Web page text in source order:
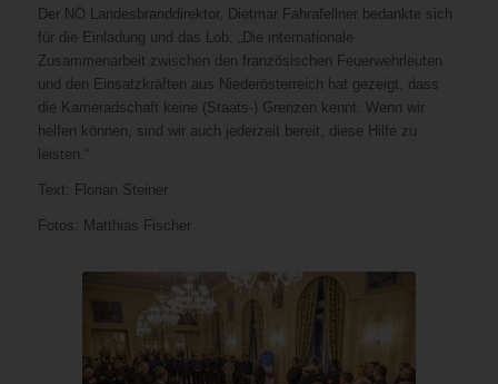
Der NÖ Landesbranddirektor, Dietmar Fahrafellner bedankte sich
für die Einladung und das Lob: „Die internationale
Zusammenarbeit zwischen den französischen Feuerwehrleuten
und den Einsatzkräften aus Niederösterreich hat gezeigt, dass
die Kameradschaft keine (Staats-) Grenzen kennt. Wenn wir
helfen können, sind wir auch jederzeit bereit, diese Hilfe zu
leisten.“
Text: Florian Steiner
Fotos: Matthias Fischer